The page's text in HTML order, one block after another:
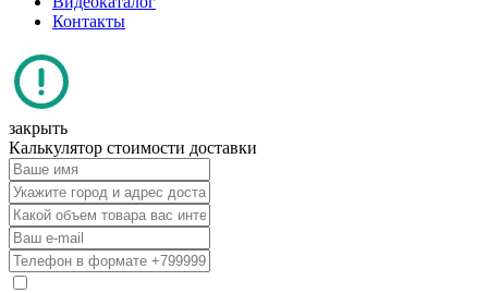
Контакты
закрыть
Калькулятор стоимости доставки